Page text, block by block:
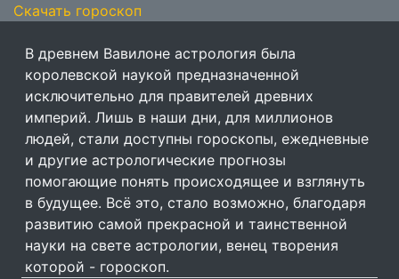
Скачать гороскоп
В древнем Вавилоне астрология была
королевской наукой предназначенной
исключительно для правителей древних
империй. Лишь в наши дни, для миллионов
людей, стали доступны гороскопы, ежедневные
и другие астрологические прогнозы
помогающие понять происходящее и взглянуть
в будущее. Всё это, стало возможно, благодаря
развитию самой прекрасной и таинственной
науки на свете астрологии, венец творения
которой - гороскоп.